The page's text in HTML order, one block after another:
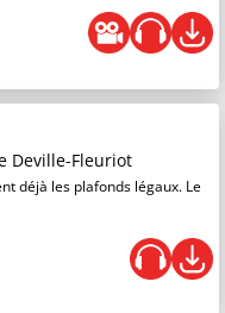
Deville-Fleuriot
déjà les plafonds légaux. Le